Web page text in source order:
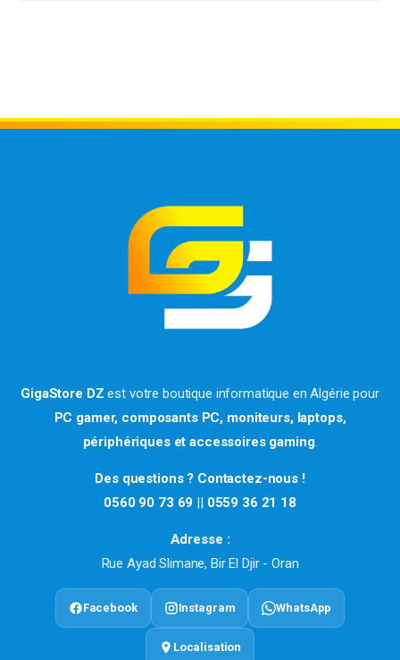
GigaStore DZ est votre boutique informatique en Algérie pour
PC gamer, composants PC, moniteurs, laptops,
périphériques et accessoires gaming.
Des questions ? Contactez-nous !
0560 90 73 69
0559 36 21 18
Adresse :
Rue Ayad Slimane, Bir El Djir - Oran
Facebook Instagram WhatsApp
Localisation